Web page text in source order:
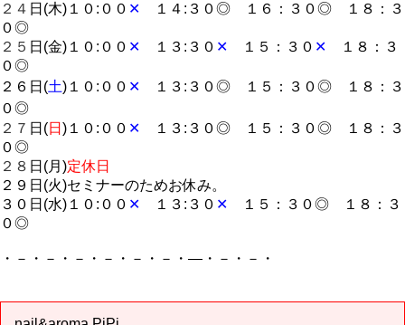
２４ 日(木)１０:００ ✕ １４:３０◎ １６：３０◎ １８：３
０◎
２５ 日(金)１０:００ ✕ １３:３０ ✕ １５：３０ ✕ １８：３
０◎
２６日(土)１０:００ ✕ １３:３０◎ １５：３０◎ １８：３
０◎
２７ 日(日 )１０:００ ✕ １３:３０◎ １５：３０◎ １８：３
０◎
２８ 日(月)定休日
２９日(火)セミナーのためお休み。
３０日(水)１０:００ ✕ １３:３０ ✕ １５：３０◎ １８：３
０◎
・－・－・－・－・－・－・―・－・－・